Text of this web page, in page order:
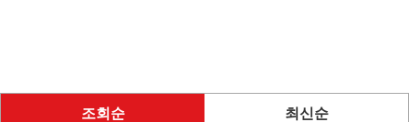
조회순 최신순